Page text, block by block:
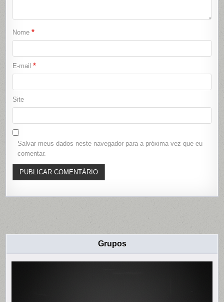
Nome*
E-mail*
Site
Salvar meus dados neste navegador para a próxima vez que eu
comentar.
Grupos